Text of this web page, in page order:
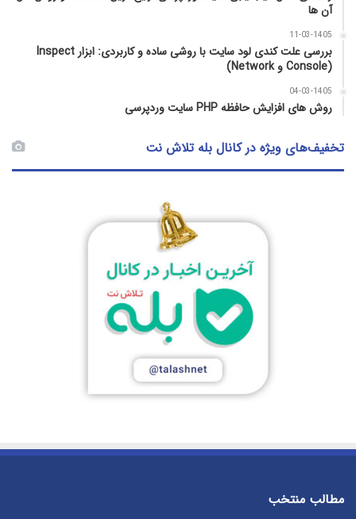
آن‌ ها
11-03-1405
بررسی علت کندی لود سایت با روشی ساده و کاربردی: ابزار Inspect
(Console و Network)
04-03-1405
روش‌ های افزایش حافظه PHP سایت وردپرسی
تخفیف‌های ویژه در کانال بله تلاش نت
مطالب منتخب